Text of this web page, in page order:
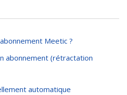
Meetic ?
abonnement (rétractation
automatique